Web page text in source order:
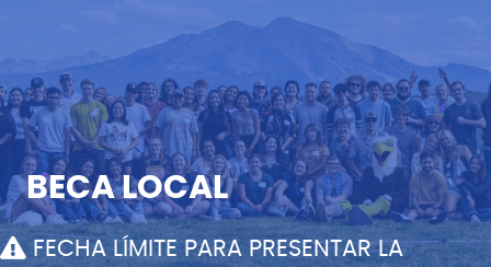
BECA LOCAL
FECHA LÍMITE PARA PRESENTAR LA